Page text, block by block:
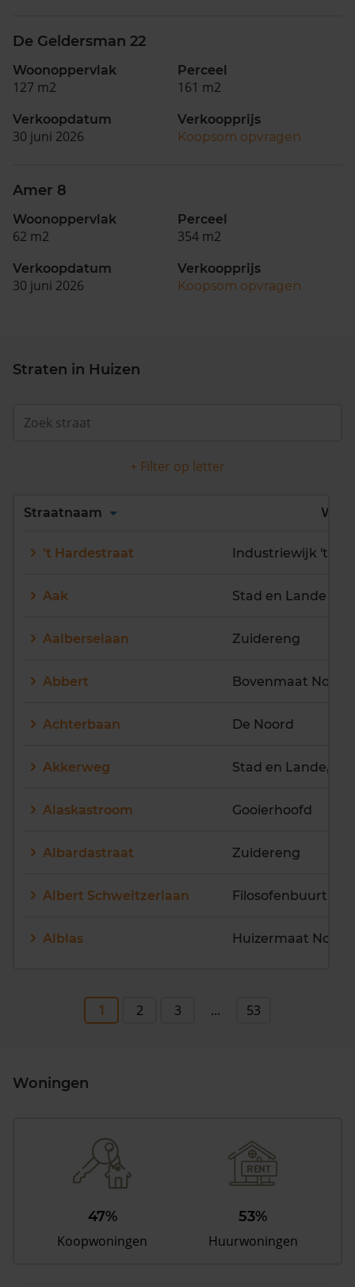
De Geldersman 22
Woonoppervlak
127 m2
Perceel
161 m2
Verkoopdatum
30 juni 2026
Verkoopprijs
Koopsom opvragen
Amer 8
Woonoppervlak
62 m2
Perceel
354 m2
Verkoopdatum
30 juni 2026
Verkoopprijs
Koopsom opvragen
Straten in Huizen
+ Filter op letter
Alles
P
Q
U
V
Straatnaam Wijk
't Hardestraat Industriewijk 't
Aak Stad en Lande
Aalberselaan Zuidereng
Abbert Bovenmaat Noord
Achterbaan De Noord
Akkerweg Stad en Lande,
Alaskastroom Gooierhoofd
Albardastraat Zuidereng
Albert Schweitzerlaan Filosofenbuurt
Alblas Huizermaat Noord
1 2 3 ... 53
Woningen
47%
Koopwoningen
53%
Huurwoningen